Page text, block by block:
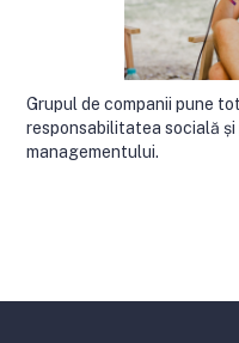
Grupul de companii pune
responsabilitatea socială
managementului.